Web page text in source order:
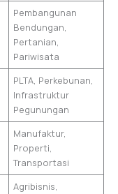
Pembangunan
Bendungan,
Pertanian,
Pariwisata
PLTA, Perkebunan,
Infrastruktur
Pegunungan
Manufaktur,
Properti,
Transportasi
Agribisnis,